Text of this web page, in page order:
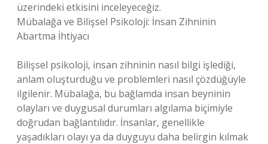
üzerindeki etkisini inceleyeceğiz.
Mübalağa ve Bilişsel Psikoloji: İnsan Zihninin
Abartma İhtiyacı
Bilişsel psikoloji, insan zihninin nasıl bilgi işlediği,
anlam oluşturduğu ve problemleri nasıl çözdüğüyle
ilgilenir. Mübalağa, bu bağlamda insan beyninin
olayları ve duygusal durumları algılama biçimiyle
doğrudan bağlantılıdır. İnsanlar, genellikle
yaşadıkları olayı ya da duyguyu daha belirgin kılmak